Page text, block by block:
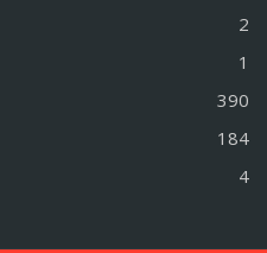
2
1
390
184
4